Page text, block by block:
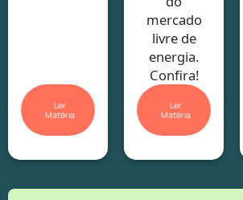
Ler
Matéria
mercado
livre de
energia.
Confira!
Ler
Matéria